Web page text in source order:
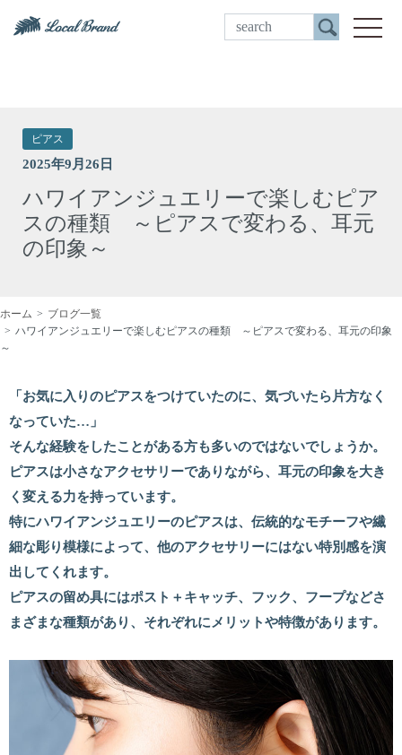
ご来店予約
ピアス
2025年9月26日
ハワイアンジュエリーで楽しむピア
スの種類 ～ピアスで変わる、耳元
の印象～
ホーム
ブログ一覧
ハワイアンジュエリーで楽しむピアスの種類 ～ピアスで変わる、耳元の印象
～
「お気に入りのピアスをつけていたのに、気づいたら片方なく
なっていた…」
そんな経験をしたことがある方も多いのではないでしょうか。
ピアスは小さなアクセサリーでありながら、耳元の印象を大き
く変える力を持っています。
特にハワイアンジュエリーのピアスは、伝統的なモチーフや繊
細な彫り模様によって、他のアクセサリーにはない特別感を演
出してくれます。
ピアスの留め具にはポスト＋キャッチ、フック、フープなどさ
まざまな種類があり、それぞれにメリットや特徴があります。